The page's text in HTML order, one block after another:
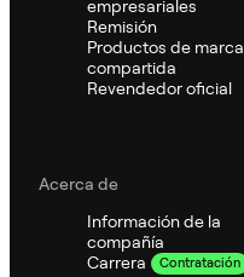
empresariales
Remisión
Productos de marca
compartida
Revendedor oficial
Acerca de
Información de la
compañía
Carrera
Contratación